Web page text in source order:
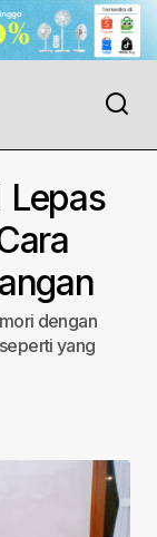
Lepas
dengan
yang